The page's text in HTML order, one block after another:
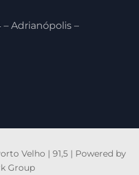
Adrianópolis –
Velho | 91,5 | Powered by
Group